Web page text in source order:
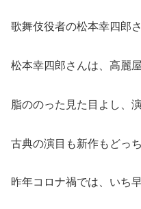
歌舞伎役者の松本幸四郎
松本幸四郎さんは、高麗
脂ののった見た目よし、
古典の演目も新作もどっ
昨年コロナ禍では、いち